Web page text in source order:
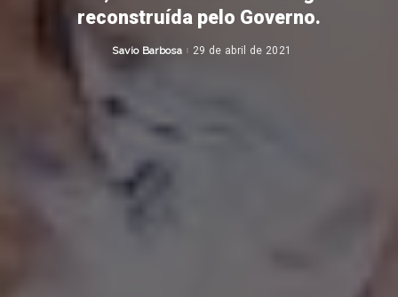
reconstruída pelo Governo.
Posted
Savio Barbosa 29 de abril de 2021